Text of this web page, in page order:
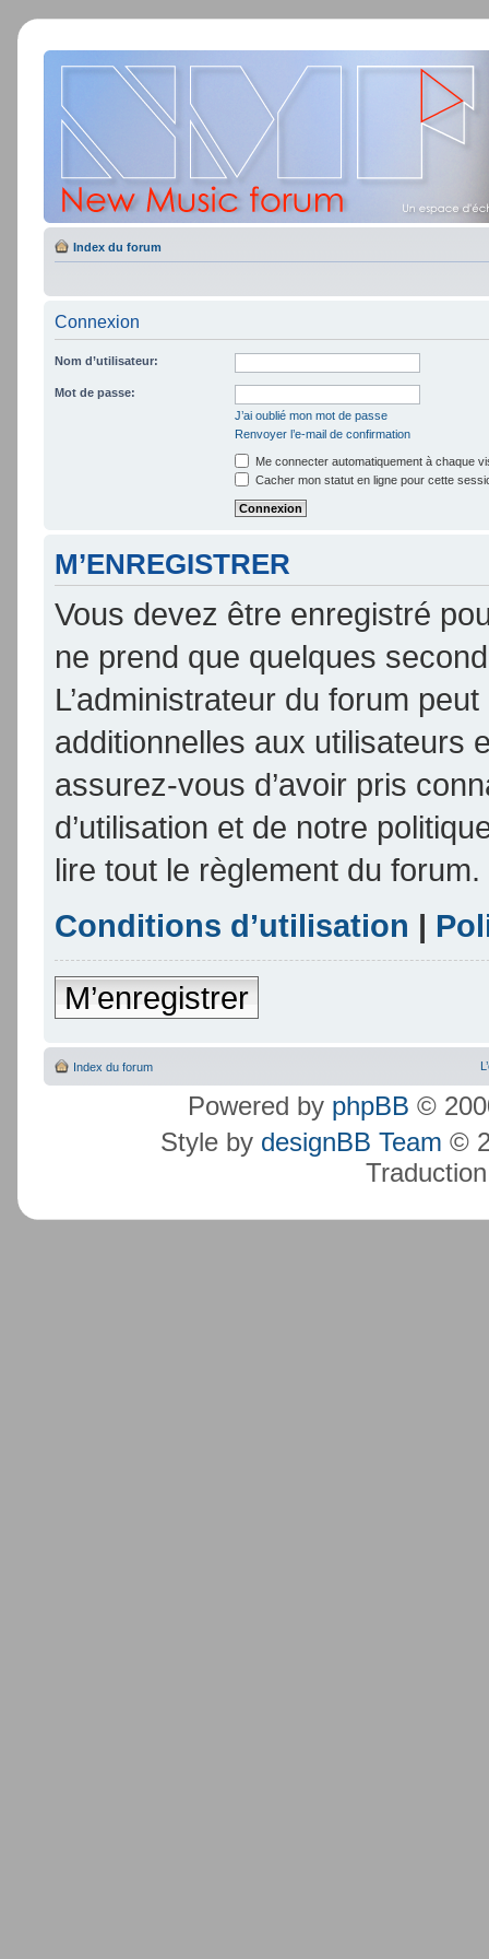
Index du forum
Connexion
Nom d’utilisateur:
Mot de passe:
J’ai oublié mon mot de passe
Renvoyer l’e-mail de confirmation
Me connecter automatiquement à chaque
Cacher mon statut en ligne pour cette
M’ENREGISTRER
Vous devez être enregistré
ne prend que quelques
L’administrateur du forum
additionnelles aux utilisateurs
assurez-vous d’avoir pris
d’utilisation et de notre
lire tout le règlement du forum.
Conditions d’utilisation |
M’enregistrer
Index du forum
Powered by phpBB ©
Style by designBB Team ©